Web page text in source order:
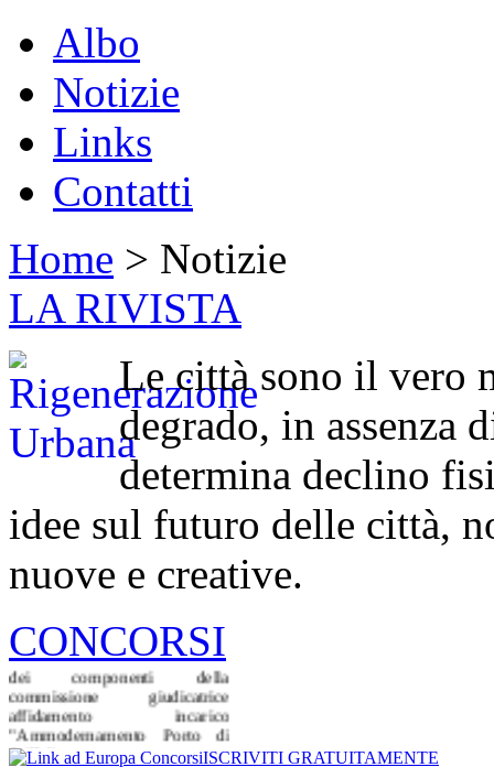
Albo
Notizie
Links
Contatti
Home > Notizie
LA RIVISTA
Le città sono il vero
degrado, in assenza
determina declino
idee sul futuro delle città,
nuove e creative.
CONCORSI
Manifestazione di Interesse
Comune di Scilla (RC):
l'acquisizione di candidature
finalizzate all'individuazione
dei componenti della
commissione giudicatrice
affidamento incarico
"Ammodernamento Porto di
Scilla".
Scadenza: 05/04/2019
ISCRIVITI GRATUITAMENTE